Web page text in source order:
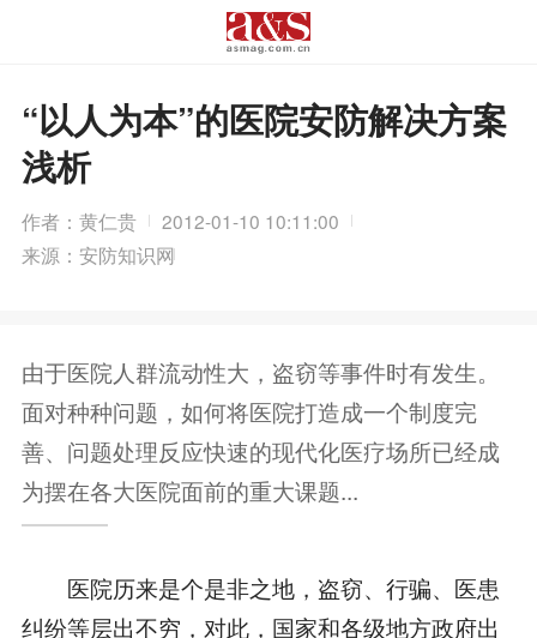
“以人为本”的医院安防解决方案
浅析
作者：黄仁贵
2012-01-10 10:11:00
来源：安防知识网
由于医院人群流动性大，盗窃等事件时有发生。
面对种种问题，如何将医院打造成一个制度完
善、问题处理反应快速的现代化医疗场所已经成
为摆在各大医院面前的重大课题...
医院历来是个是非之地，盗窃、行骗、医患
纠纷等层出不穷，对此，国家和各级地方政府出